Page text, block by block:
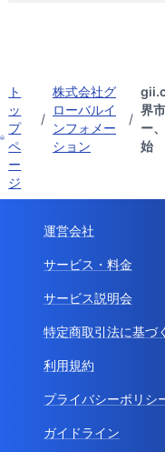
ト
ッ
プ
ペ
ー
ジ
/
株式会社グ
ローバルイ
ンフォメー
ション
/
界
ー
始
運営会社
サービス・料金
サービス説明会
特定商取引法に基づ
利用規約
プライバシーポリシ
ガイドライン